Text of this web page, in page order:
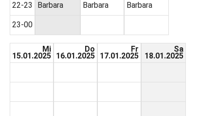
22-23
23-00
Barbara
Barbara
Barbara
Mi
15.01.2025
Do
16.01.2025
Fr
17.01.2025
Sa
18.01.2025